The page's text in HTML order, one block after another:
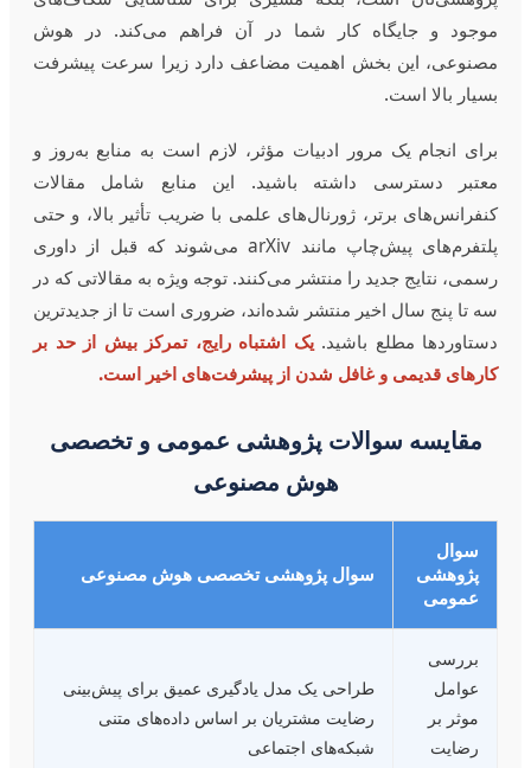
موجود و جایگاه کار شما در آن فراهم می‌کند. در هوش
مصنوعی، این بخش اهمیت مضاعف دارد زیرا سرعت پیشرفت
بسیار بالا است.
برای انجام یک مرور ادبیات مؤثر، لازم است به منابع به‌روز و
معتبر دسترسی داشته باشید. این منابع شامل مقالات
کنفرانس‌های برتر، ژورنال‌های علمی با ضریب تأثیر بالا، و حتی
پلتفرم‌های پیش‌چاپ مانند arXiv می‌شوند که قبل از داوری
رسمی، نتایج جدید را منتشر می‌کنند. توجه ویژه به مقالاتی که در
سه تا پنج سال اخیر منتشر شده‌اند، ضروری است تا از جدیدترین
دستاوردها مطلع باشید.یک اشتباه رایج، تمرکز بیش از حد بر
کارهای قدیمی و غافل شدن از پیشرفت‌های اخیر است.
مقایسه سوالات پژوهشی عمومی و تخصصی
هوش مصنوعی
سوال
پژوهشی
عمومی
سوال پژوهشی تخصصی هوش مصنوعی
بررسی
عوامل
موثر بر
رضایت
طراحی یک مدل یادگیری عمیق برای پیش‌بینی
رضایت مشتریان بر اساس داده‌های متنی
شبکه‌های اجتماعی